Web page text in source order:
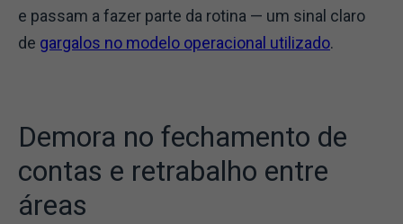
e passam a fazer parte da rotina — um sinal claro
de gargalos no modelo operacional utilizado.
Demora no fechamento de
contas e retrabalho entre
áreas